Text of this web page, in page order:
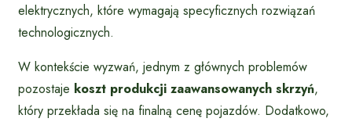
elektrycznych, które wymagają specyficznych rozwiązań
technologicznych.
W kontekście wyzwań, jednym z głównych problemów
pozostaje koszt produkcji zaawansowanych skrzyń,
który przekłada się na finalną cenę pojazdów. Dodatkowo,